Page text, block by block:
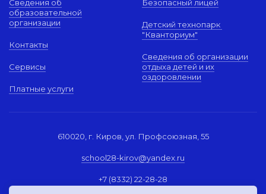
Сведения об
образовательной
организации
Контакты
Сервисы
Платные услуги
Безопасный лицей
Детский технопарк
"Кванториум"
Сведения об организации
отдыха детей и их
оздоровлении
610020, г. Киров, ул. Профсоюзная, 55
school28-kirov@yandex.ru
+7 (8332) 22-28-28